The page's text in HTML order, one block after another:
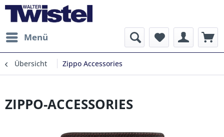
Menü
Übersicht Zippo Accessories
ZIPPO-ACCESSORIES